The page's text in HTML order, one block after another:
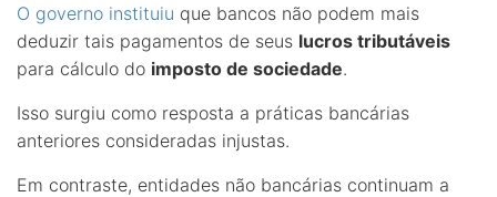
O governo instituiu que bancos não podem mais
deduzir tais pagamentos de seus lucros tributáveis
para cálculo do imposto de sociedade.
Isso surgiu como resposta a práticas bancárias
anteriores consideradas injustas.
Em contraste, entidades não bancárias continuam a